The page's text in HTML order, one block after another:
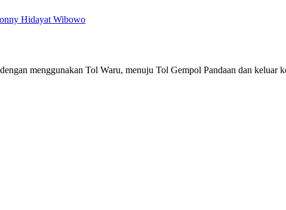
Hidayat Wibowo
menggunakan Tol Waru, menuju Tol Gempol Pandaan dan keluar